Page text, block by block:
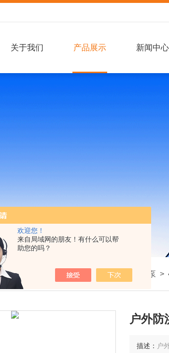
欢迎您！
来自局域网的朋友！有什么可以帮
助您的吗？
关于我们 产品展示 新闻中心
我的位置： >产品展示 >防汛柴油水泵 >
户外防
描述： 户